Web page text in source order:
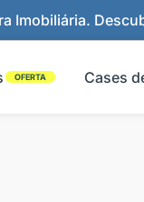
Imobiliária.
OFERTA Cases